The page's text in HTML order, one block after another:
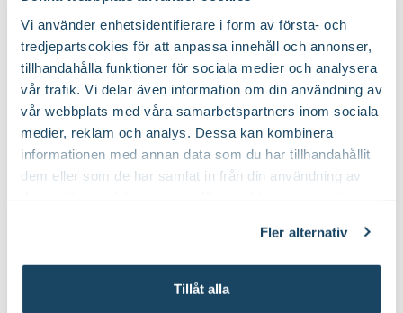
Vi använder enhetsidentifierare i form av första- och
tredjepartscokies för att anpassa innehåll och annonser,
tillhandahålla funktioner för sociala medier och analysera
vår trafik. Vi delar även information om din användning av
vår webbplats med våra samarbetspartners inom sociala
medier, reklam och analys. Dessa kan kombinera
informationen med annan data som du har tillhandahållit
dem eller som de har samlat in från din användning av
Fler alternativ
Tillåt alla
Växtsätt: Upprätt vasformigt
Beskärningstid: På våren
Beskärningssätt:
Beskär ner till ca 10-15 cm över
marknivå